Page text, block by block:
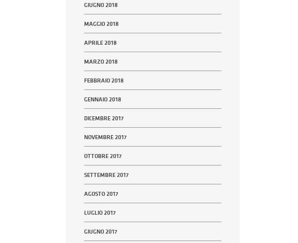
GIUGNO 2018
MAGGIO 2018
APRILE 2018
MARZO 2018
FEBBRAIO 2018
GENNAIO 2018
DICEMBRE 2017
NOVEMBRE 2017
OTTOBRE 2017
SETTEMBRE 2017
AGOSTO 2017
LUGLIO 2017
GIUGNO 2017